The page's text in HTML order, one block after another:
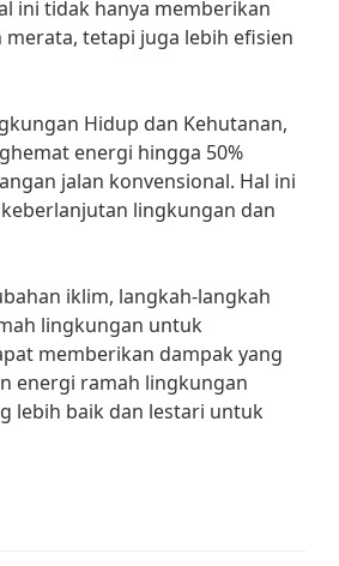
ini tidak hanya memberikan
tetapi juga lebih efisien
Hidup dan Kehutanan,
energi hingga 50%
jalan konvensional. Hal ini
lingkungan dan
iklim, langkah-langkah
lingkungan untuk
memberikan dampak yang
energi ramah lingkungan
lebih baik dan lestari untuk